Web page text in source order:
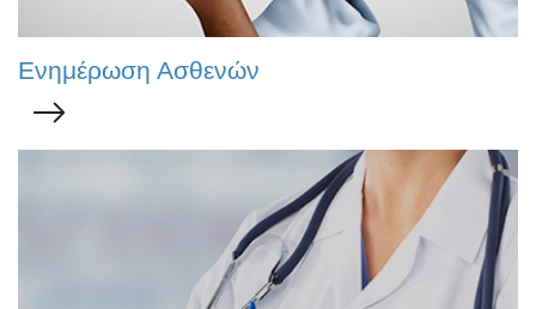
Ενημέρωση Ασθενών